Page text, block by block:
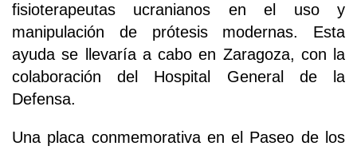
fisioterapeutas ucranianos en el uso y
manipulación de prótesis modernas. Esta
ayuda se llevaría a cabo en Zaragoza, con la
colaboración del Hospital General de la
Defensa.
Una placa conmemorativa en el Paseo de los